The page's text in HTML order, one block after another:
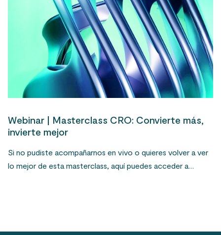
Webinar | Masterclass CRO: Convierte más,
invierte mejor
Si no pudiste acompañarnos en vivo o quieres volver a ver
lo mejor de esta masterclass, aquí puedes acceder a…